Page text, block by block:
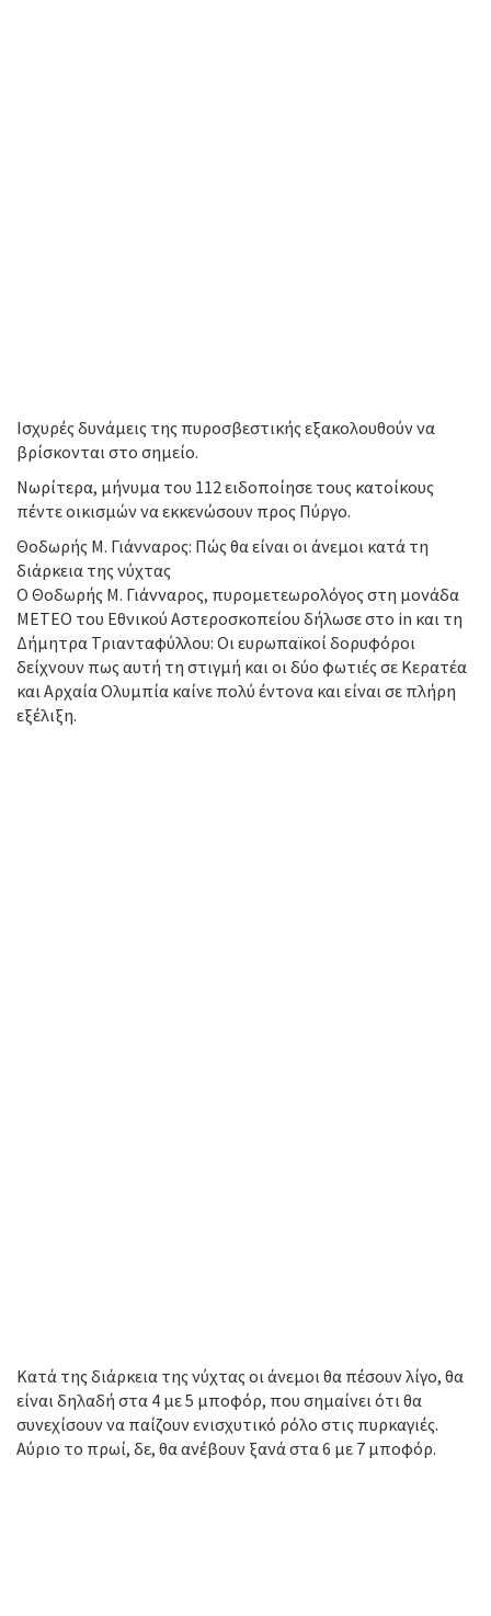
Ισχυρές δυνάμεις της πυροσβεστικής εξακολουθούν να
βρίσκονται στο σημείο.
Νωρίτερα, μήνυμα του 112 ειδοποίησε τους κατοίκους
πέντε οικισμών να εκκενώσουν προς Πύργο.
Θοδωρής Μ. Γιάνναρος: Πώς θα είναι οι άνεμοι κατά τη
διάρκεια της νύχτας
Ο Θοδωρής Μ. Γιάνναρος, πυρομετεωρολόγος στη μονάδα
ΜΕΤΕΟ του Εθνικού Αστεροσκοπείου δήλωσε στο in και τη
Δήμητρα Τριανταφύλλου: Οι ευρωπαϊκοί δορυφόροι
δείχνουν πως αυτή τη στιγμή και οι δύο φωτιές σε Κερατέα
και Αρχαία Ολυμπία καίνε πολύ έντονα και είναι σε πλήρη
εξέλιξη.
Κατά της διάρκεια της νύχτας οι άνεμοι θα πέσουν λίγο, θα
είναι δηλαδή στα 4 με 5 μποφόρ, που σημαίνει ότι θα
συνεχίσουν να παίζουν ενισχυτικό ρόλο στις πυρκαγιές.
Αύριο το πρωί, δε, θα ανέβουν ξανά στα 6 με 7 μποφόρ.